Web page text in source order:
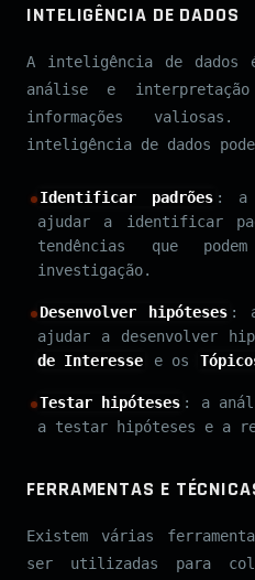
INTELIGÊNCIA DE DADOS
A inteligência de dados
análise e
informações
inteligência de dados
Identificar padrões : a
ajudar a identificar
tendências que
investigação.
Desenvolver hipóteses :
ajudar a desenvolver
de Interesse
e os
Testar hipóteses : a
a testar hipóteses e a
FERRAMENTAS E
Existem várias
ser utilizadas para